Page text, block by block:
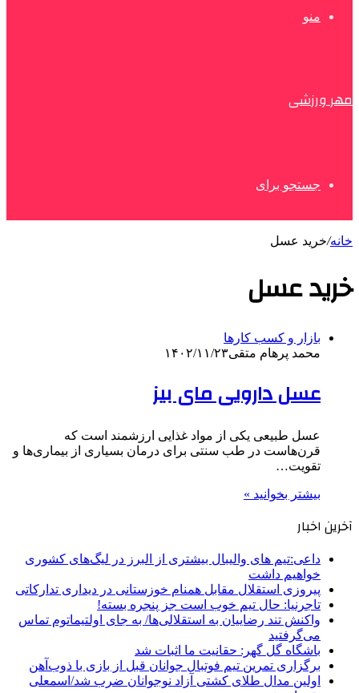
منو
مهر ورزشی
جستجو برای
خانه/خرید عسل
خرید عسل
بازار و کسب کارها
محمد پرهام متقی۱۴۰۲/۱۱/۲۳
عسل دارویی مای بیز
عسل طبیعی یکی از مواد غذایی ارزشمند است که
قرن‌هاست در طب سنتی برای درمان بسیاری از بیماری‌ها و
تقویت…
بیشتر بخوانید »
آخرین اخبار
داعی:تیم های والیبال بیشتری از البرز در لیگ‌های کشوری
خواهیم داشت
پیروزی استقلال مقابل همنام خوزستانی در دیداری تدارکاتی
تاجرنیا: حال تیم خوب است جز پنجره بسته!
واکنش تند رضاییان به استقلالی‌ها/ به جای اولتیماتوم تماس
می‌گرفتید
باشگاه گل گهر: حقانیت ما اثبات شد
برگزاری تمرین تیم فوتبال جوانان قبل از بازی با ذوب‌آهن
اولین مدال طلای کشتی آزاد نوجوانان ضرب شد/اسمعلی